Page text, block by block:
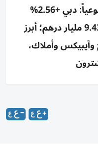
أسهم الإمارات ترتفع أسبوعياً: دبي +2.56%
وأبوظبي +1.81% بسيولة 9.43 مليار درهم؛ أبرز
وأملاك،